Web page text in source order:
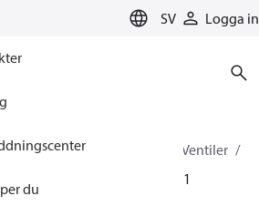
SV Logga in
du
Solutions for cooling
Ventiler
148G3101